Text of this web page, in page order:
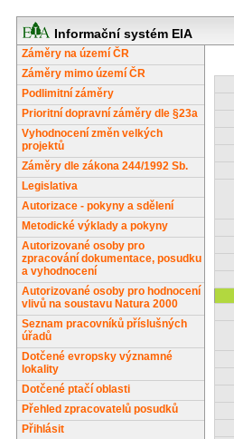
Informační systém EIA
Záměry na území ČR
Záměry mimo území ČR
Podlimitní záměry
Prioritní dopravní záměry dle §23a
Vyhodnocení změn velkých
projektů
Záměry dle zákona 244/1992 Sb.
Legislativa
Autorizace - pokyny a sdělení
Metodické výklady a pokyny
Autorizované osoby pro
zpracování dokumentace, posudku
a vyhodnocení
Autorizované osoby pro hodnocení
vlivů na soustavu Natura 2000
Seznam pracovníků příslušných
úřadů
Dotčené evropsky významné
lokality
Dotčené ptačí oblasti
Přehled zpracovatelů posudků
Přihlásit